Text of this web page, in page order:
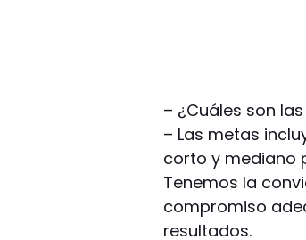
– ¿Cuáles son
– Las metas
corto y mediano
Tenemos la
compromiso
resultados.